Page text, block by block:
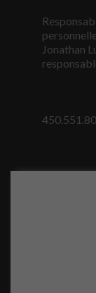
Jonathan